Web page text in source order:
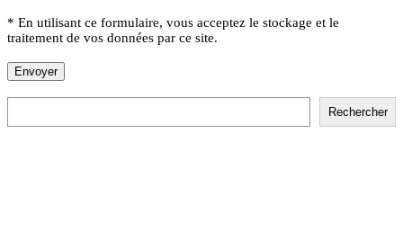
* En utilisant ce formulaire, vous acceptez le stockage et le
traitement de vos données par ce site.
Rechercher